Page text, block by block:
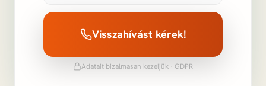
Visszahívást kérek!
Adatait bizalmasan kezeljük · GDPR